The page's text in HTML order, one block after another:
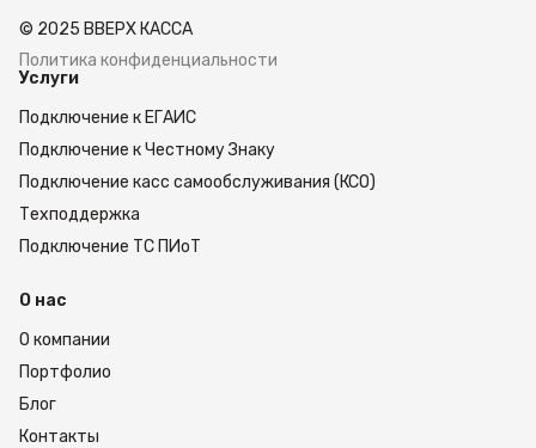
© 2025 ВВЕРХ КАССА
Политика конфиденциальности
Услуги
Подключение к ЕГАИС
Подключение к Честному Знаку
Подключение касс самообслуживания (КСО)
Техподдержка
Подключение ТС ПИоТ
О нас
О компании
Портфолио
Блог
Контакты